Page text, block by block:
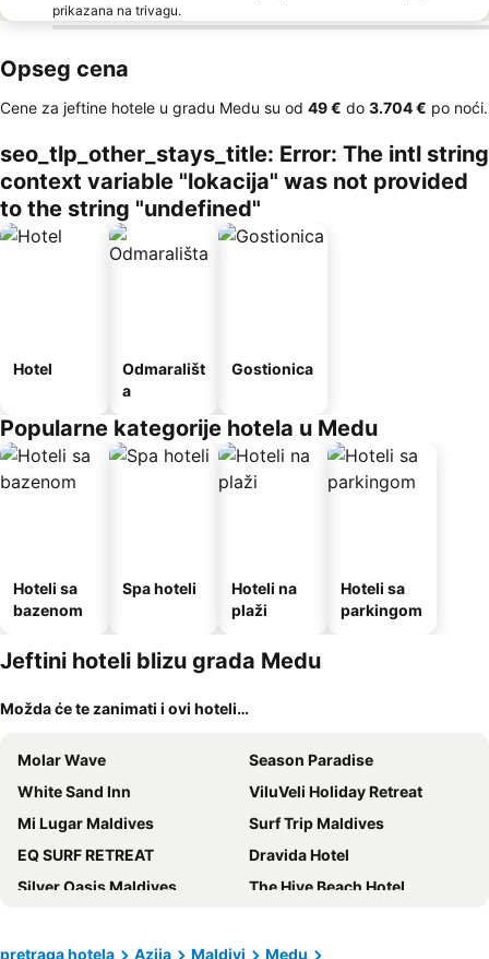
prikazana na trivagu.
Opseg cena
Cene za jeftine hotele u gradu Medu su od ‎49 € do ‎3.704 € po noći.
seo_tlp_other_stays_title: Error: The intl string
context variable "lokacija" was not provided
to the string "undefined"
Hotel
Odmarališt
a
Gostionica
Popularne kategorije hotela u Medu
Hoteli sa
bazenom
Spa hoteli
Hoteli na
plaži
Hoteli sa
parkingom
Jeftini hoteli blizu grada Medu
Možda će te zanimati i ovi hoteli…
Molar Wave
Season Paradise
White Sand Inn
ViluVeli Holiday Retreat
Mi Lugar Maldives
Surf Trip Maldives
EQ SURF RETREAT
Dravida Hotel
Silver Oasis Maldives
The Hive Beach Hotel
iHaven Thulusdhoo
Banyan Tree Vabbinfaru
pretraga hotela Azija Maldivi
Medu